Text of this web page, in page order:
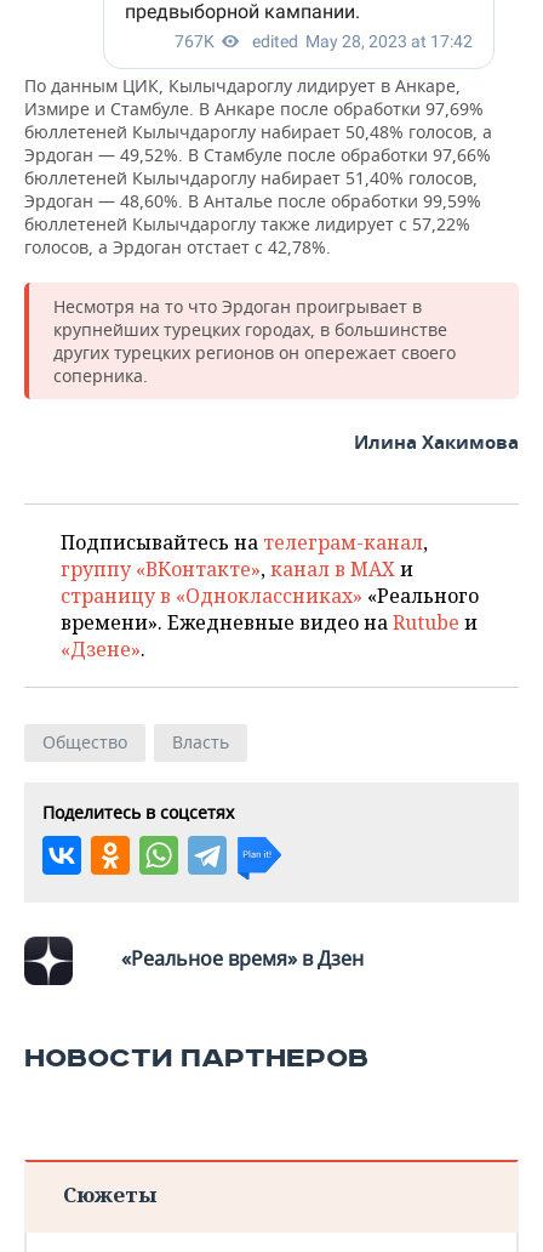
По данным ЦИК, Кылычдароглу лидирует в Анкаре,
Измире и Стамбуле. В Анкаре после обработки 97,69%
бюллетеней Кылычдароглу набирает 50,48% голосов, а
Эрдоган — 49,52%. В Стамбуле после обработки 97,66%
бюллетеней Кылычдароглу набирает 51,40% голосов,
Эрдоган — 48,60%. В Анталье после обработки 99,59%
бюллетеней Кылычдароглу также лидирует с 57,22%
голосов, а Эрдоган отстает с 42,78%.
Несмотря на то что Эрдоган проигрывает в
крупнейших турецких городах, в большинстве
других турецких регионов он опережает своего
соперника.
Илина Хакимова
Подписывайтесь на телеграм-канал,
группу «ВКонтакте»,канал в MAXи
страницу в «Одноклассниках» «Реального
времени». Ежедневные видео наRutube и
«Дзене».
Общество Власть
Поделитесь в соцсетях
«Реальное время» в Дзен
НОВОСТИ ПАРТНЕРОВ
Сюжеты